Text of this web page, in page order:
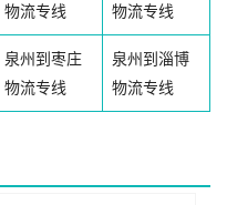
物流专线
物流专线
泉州到枣庄
物流专线
泉州到淄博
物流专线